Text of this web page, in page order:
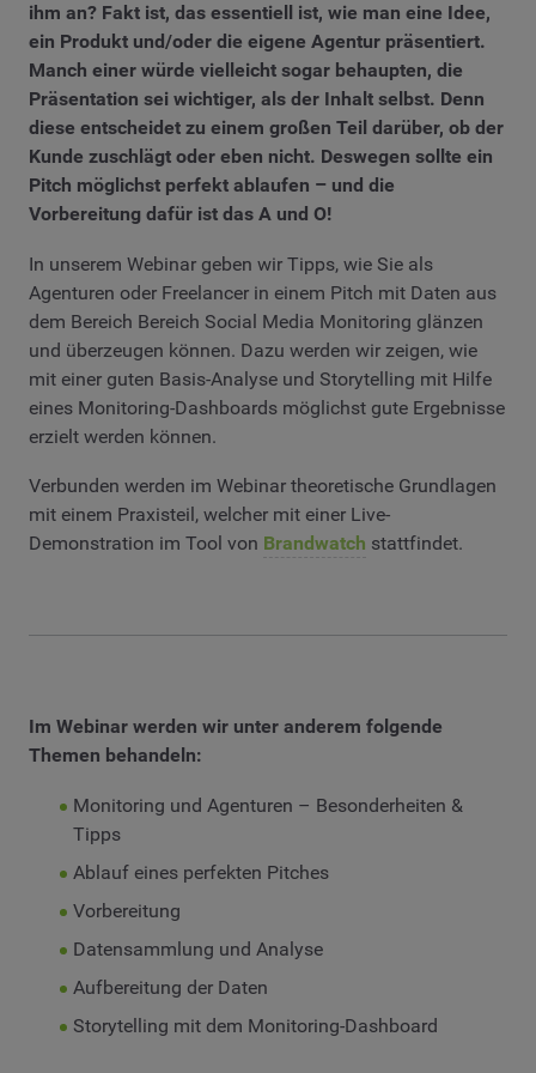
ihm an? Fakt ist, das essentiell ist, wie man eine Idee,
ein Produkt und/oder die eigene Agentur präsentiert.
Manch einer würde vielleicht sogar behaupten, die
Präsentation sei wichtiger, als der Inhalt selbst. Denn
diese entscheidet zu einem großen Teil darüber, ob der
Kunde zuschlägt oder eben nicht. Deswegen sollte ein
Pitch möglichst perfekt ablaufen – und die
Vorbereitung dafür ist das A und O!
In unserem Webinar geben wir Tipps, wie Sie als
Agenturen oder Freelancer in einem Pitch mit Daten aus
dem Bereich Bereich Social Media Monitoring glänzen
und überzeugen können. Dazu werden wir zeigen, wie
mit einer guten Basis-Analyse und Storytelling mit Hilfe
eines Monitoring-Dashboards möglichst gute Ergebnisse
erzielt werden können.
Verbunden werden im Webinar theoretische Grundlagen
mit einem Praxisteil, welcher mit einer Live-
Demonstration im Tool von Brandwatch stattfindet.
Im Webinar werden wir unter anderem folgende
Themen behandeln:
Monitoring und Agenturen – Besonderheiten &
Tipps
Ablauf eines perfekten Pitches
Vorbereitung
Datensammlung und Analyse
Aufbereitung der Daten
Storytelling mit dem Monitoring-Dashboard